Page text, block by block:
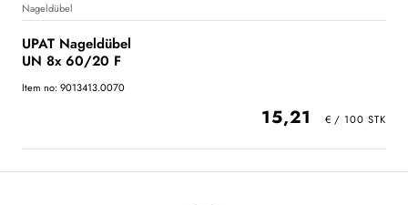
Nageldübel
UPAT Nageldübel
UN 8x 60/20 F
Item no: 9013413.0070
15,21